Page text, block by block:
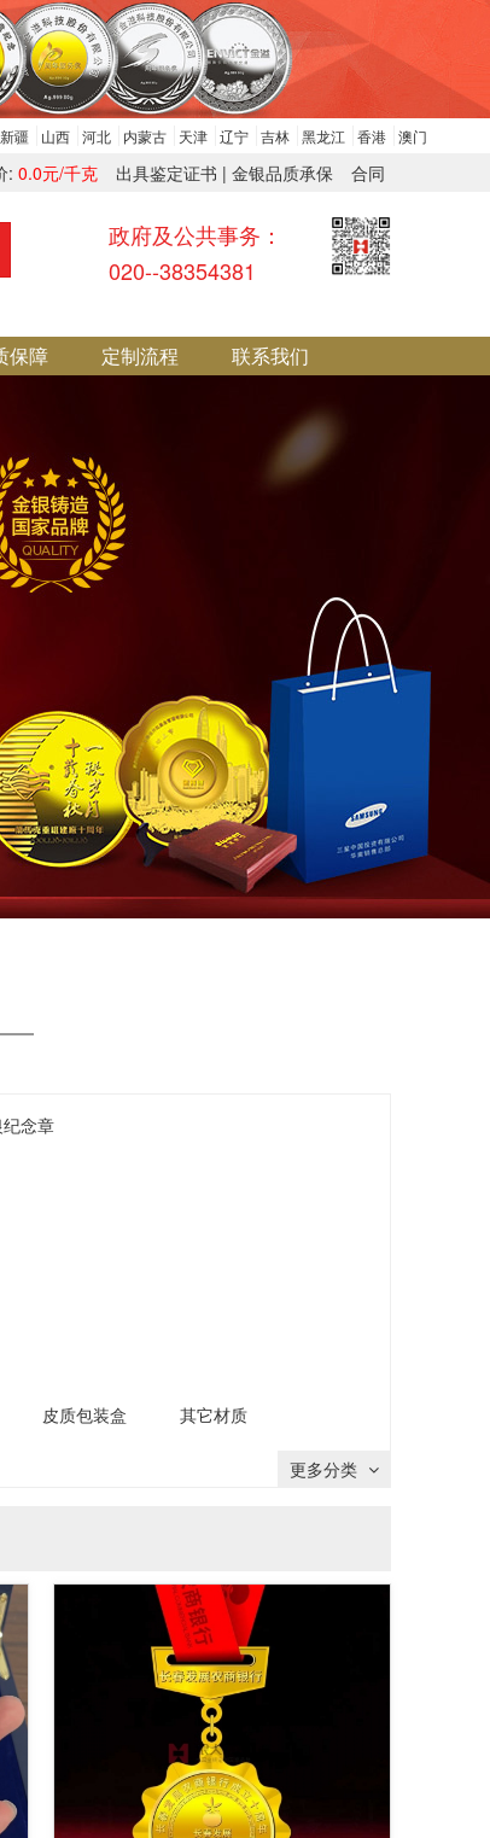
新疆 山西 河北 内蒙古 天津 辽宁 吉林 黑龙江 香港 澳门
合同
出具鉴定证书 | 金银品质承保
: 0.0元/千克
政府及公共事务：
020--38354381
保障 定制流程 联系我们
念章
皮质包装盒
其它材质
更多分类